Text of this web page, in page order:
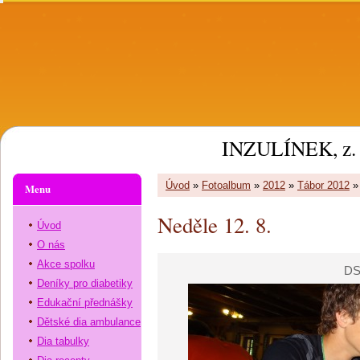
INZULÍNEK, z.
Úvod » Fotoalbum » 2012 » Tábor 2012
Neděle 12. 8.
Menu
Úvod
O nás
Akce spolku
Deníky pro diabetiky
Edukační přednášky
Dětské dia ambulance
Dia tabulky